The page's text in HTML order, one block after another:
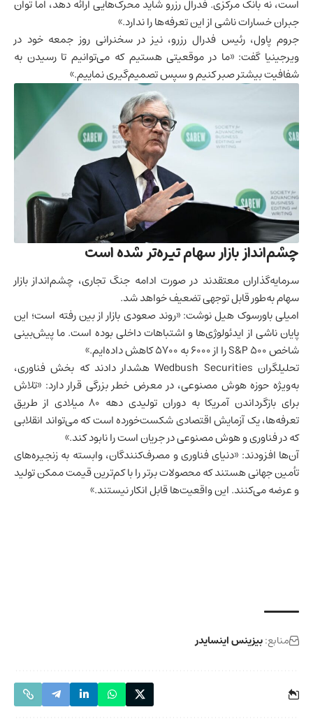
است، نه بانک مرکزی. فدرال رزرو شاید محرک‌هایی ارائه دهد، اما توان
جبران خسارات ناشی از این تعرفه‌ها را ندارد.»
جروم پاول، رئیس فدرال رزرو، نیز در سخنرانی روز جمعه خود در
ویرجینیا گفت: «ما در موقعیتی هستیم که می‌توانیم تا رسیدن به
شفافیت بیشتر صبر کنیم و سپس تصمیم‌گیری نماییم.»
چشم‌انداز بازار سهام تیره‌تر شده است
سرمایه‌گذاران معتقدند در صورت ادامه جنگ تجاری، چشم‌انداز بازار
سهام به‌طور قابل توجهی تضعیف خواهد شد.
امیلی باورسوک هیل نوشت: «روند صعودی بازار از بین رفته است؛ این
پایان ناشی از ایدئولوژی‌ها و اشتباهات داخلی بوده است. ما پیش‌بینی
شاخص S&P 500 را از ۶۰۰۰ به ۵۷۰۰ کاهش داده‌ایم.»
تحلیلگران Wedbush Securities هشدار دادند که بخش فناوری،
به‌ویژه حوزه هوش مصنوعی، در معرض خطر بزرگی قرار دارد: «تلاش
برای بازگرداندن آمریکا به دوران تولیدی دهه ۸۰ میلادی از طریق
تعرفه‌ها، یک آزمایش اقتصادی شکست‌خورده است که می‌تواند انقلابی
که درفناوریوهوش مصنوعیدر جریان است را نابود کند.»
آن‌ها افزودند: «دنیای فناوری و مصرف‌کنندگان، وابسته به زنجیره‌های
تأمین جهانی هستند که محصولات برتر را با کم‌ترین قیمت ممکن تولید
و عرضه می‌کنند. این واقعیت‌ها قابل انکار نیستند.»
منابع:بیزینس اینسایدر